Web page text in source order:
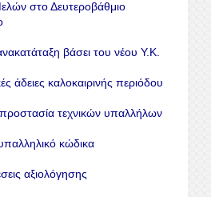
στο Δευτεροβάθμιο
βάσει του νέου Υ.Κ.
άδειες καλοκαιρινής περιόδου
προστασία τεχνικών υπαλλήλων
κώδικα
αξιολόγησης